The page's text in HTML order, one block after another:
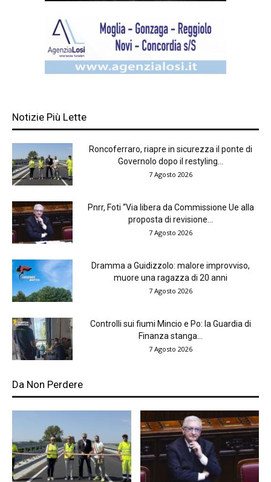
Notizie Più Lette
Roncoferraro, riapre in sicurezza il ponte di
Governolo dopo il restyling...
7 Agosto 2026
Pnrr, Foti “Via libera da Commissione Ue alla
proposta di revisione...
7 Agosto 2026
Dramma a Guidizzolo: malore improvviso,
muore una ragazza di 20 anni
7 Agosto 2026
Controlli sui fiumi Mincio e Po: la Guardia di
Finanza stanga...
7 Agosto 2026
Da Non Perdere